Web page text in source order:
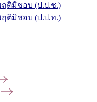
ฤติมิชอบ (ป.ป.ช.)
ฤติมิชอบ (ป.ป.ท.)